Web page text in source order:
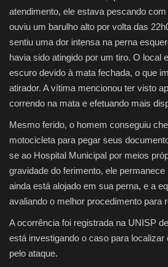
atendimento, ele estava pescando
ouviu um barulho alto por volta das
sentiu uma dor intensa na perna
havia sido atingido por um tiro. O local
escuro devido à mata fechada, o que
atirador. A vítima mencionou ter visto
correndo na mata e efetuando mais
Mesmo ferido, o homem conseguiu
motocicleta para pegar seus
se ao Hospital Municipal por meios
gravidade do ferimento, ele permanece
ainda está alojado em sua perna, e a
avaliando o melhor procedimento para
A ocorrência foi registrada na UNISP
está investigando o caso para
pelo ataque.